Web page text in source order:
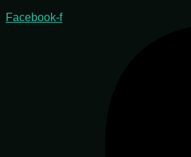
Facebook-f